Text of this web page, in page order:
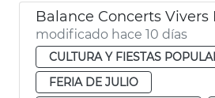
modificado hace 10 días
CULTURA Y FIESTAS
FERIA DE JULIO